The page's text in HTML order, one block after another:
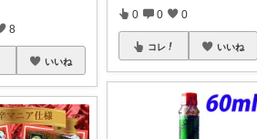
8
いいね
0 0 0
コレ いいね